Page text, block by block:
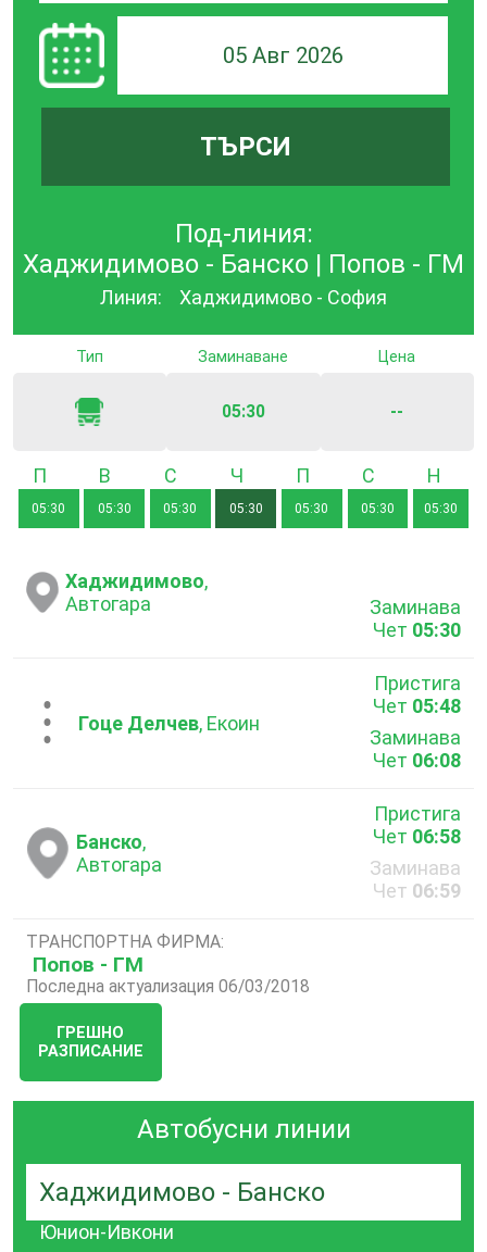
05 Авг 2026
ТЪРСИ
Под-линия:
Хаджидимово - Банско | Попов - ГМ
Линия: Хаджидимово - София
Тип Заминаване
05:30
Цена
--
Понеделник
05:30
Вторник
05:30 05:30
Четвъртък
05:30 05:30
Събота
05:30 05:30
Хаджидимово,
Автогара
Заминава
Чет 05:30
...Гоце Делчев, Екоин
Пристига
Чет 05:48
Заминава
Чет 06:08
Банско,
Автогара
Пристига
Чет 06:58
Заминава
Чет 06:59
ТРАНСПОРТНА ФИРМА:
Попов - ГМ
Последна актуализация 06/03/2018
ГРЕШНО
РАЗПИСАНИЕ
Автобусни линии
Хаджидимово - Банско
Юнион-Ивкони